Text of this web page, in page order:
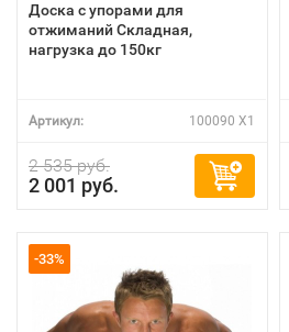
Доска с упорами для
отжиманий Складная,
нагрузка до 150кг
Артикул: 100090 X1
2 535 руб.
2 001 руб.
-33%